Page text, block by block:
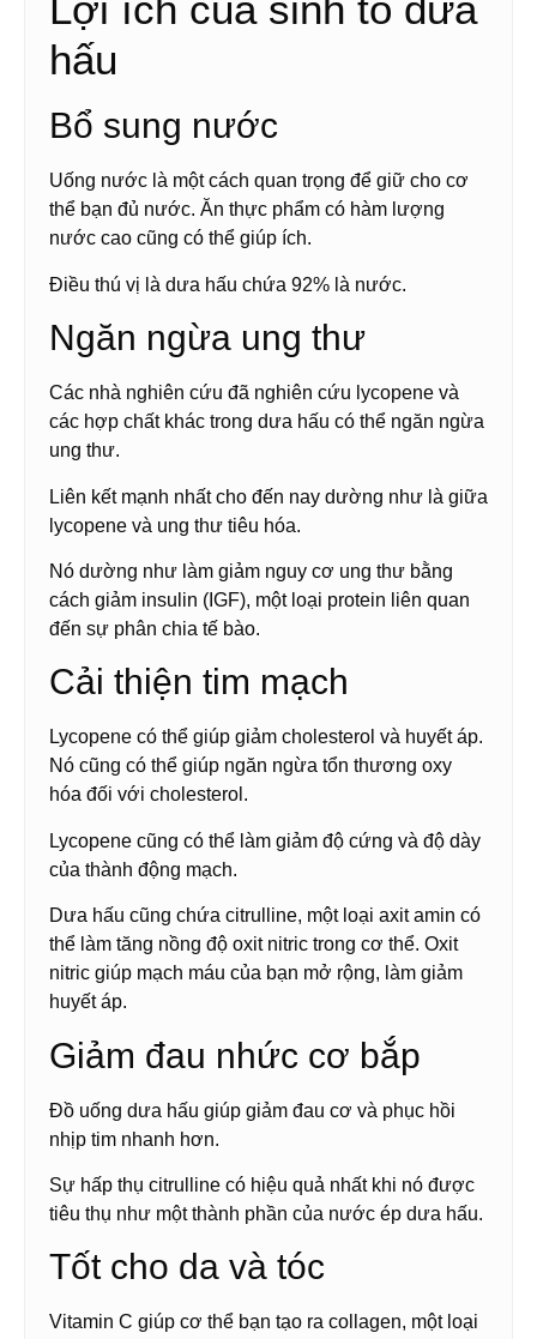
Lợi ích của sinh tố dưa
hấu
Bổ sung nước
Uống nước là một cách quan trọng để giữ cho cơ
thể bạn đủ nước. Ăn thực phẩm có hàm lượng
nước cao cũng có thể giúp ích.
Điều thú vị là dưa hấu chứa 92% là nước.
Ngăn ngừa ung thư
Các nhà nghiên cứu đã nghiên cứu lycopene và
các hợp chất khác trong dưa hấu có thể ngăn ngừa
ung thư.
Liên kết mạnh nhất cho đến nay dường như là giữa
lycopene và ung thư tiêu hóa.
Nó dường như làm giảm nguy cơ ung thư bằng
cách giảm insulin (IGF), một loại protein liên quan
đến sự phân chia tế bào.
Cải thiện tim mạch
Lycopene có thể giúp giảm cholesterol và huyết áp.
Nó cũng có thể giúp ngăn ngừa tổn thương oxy
hóa đối với cholesterol.
Lycopene cũng có thể làm giảm độ cứng và độ dày
của thành động mạch.
Dưa hấu cũng chứa citrulline, một loại axit amin có
thể làm tăng nồng độ oxit nitric trong cơ thể. Oxit
nitric giúp mạch máu của bạn mở rộng, làm giảm
huyết áp.
Giảm đau nhức cơ bắp
Đồ uống dưa hấu giúp giảm đau cơ và phục hồi
nhịp tim nhanh hơn.
Sự hấp thụ citrulline có hiệu quả nhất khi nó được
tiêu thụ như một thành phần của nước ép dưa hấu.
Tốt cho da và tóc
Vitamin C giúp cơ thể bạn tạo ra collagen, một loại